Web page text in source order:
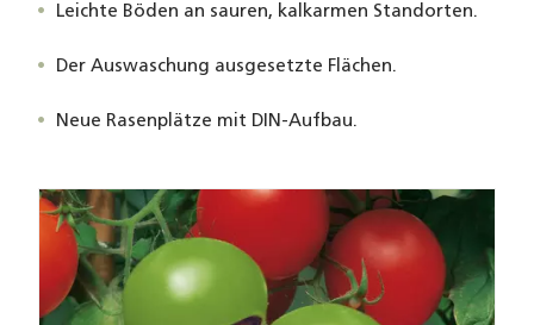
Leichte Böden an sauren, kalkarmen Standorten.
Der Auswaschung ausgesetzte Flächen.
Neue Rasenplätze mit DIN-Aufbau.